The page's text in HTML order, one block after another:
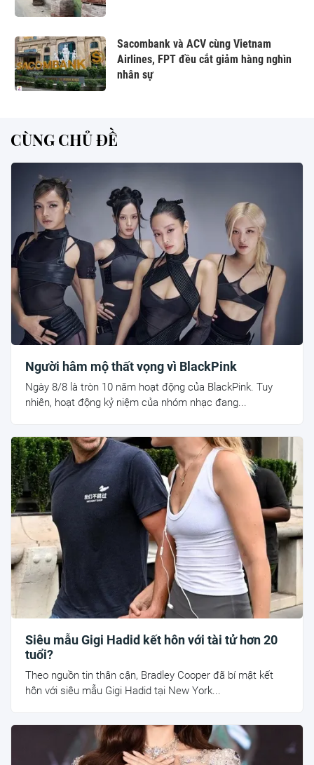
Sacombank và ACV cùng Vietnam
Airlines, FPT đều cắt giảm hàng nghìn
nhân sự
CÙNG CHỦ ĐỀ
Người hâm mộ thất vọng vì BlackPink
Ngày 8/8 là tròn 10 năm hoạt động của BlackPink. Tuy
nhiên, hoạt động kỷ niệm của nhóm nhạc đang...
Siêu mẫu Gigi Hadid kết hôn với tài tử hơn 20
tuổi?
Theo nguồn tin thân cận, Bradley Cooper đã bí mật kết
hôn với siêu mẫu Gigi Hadid tại New York...